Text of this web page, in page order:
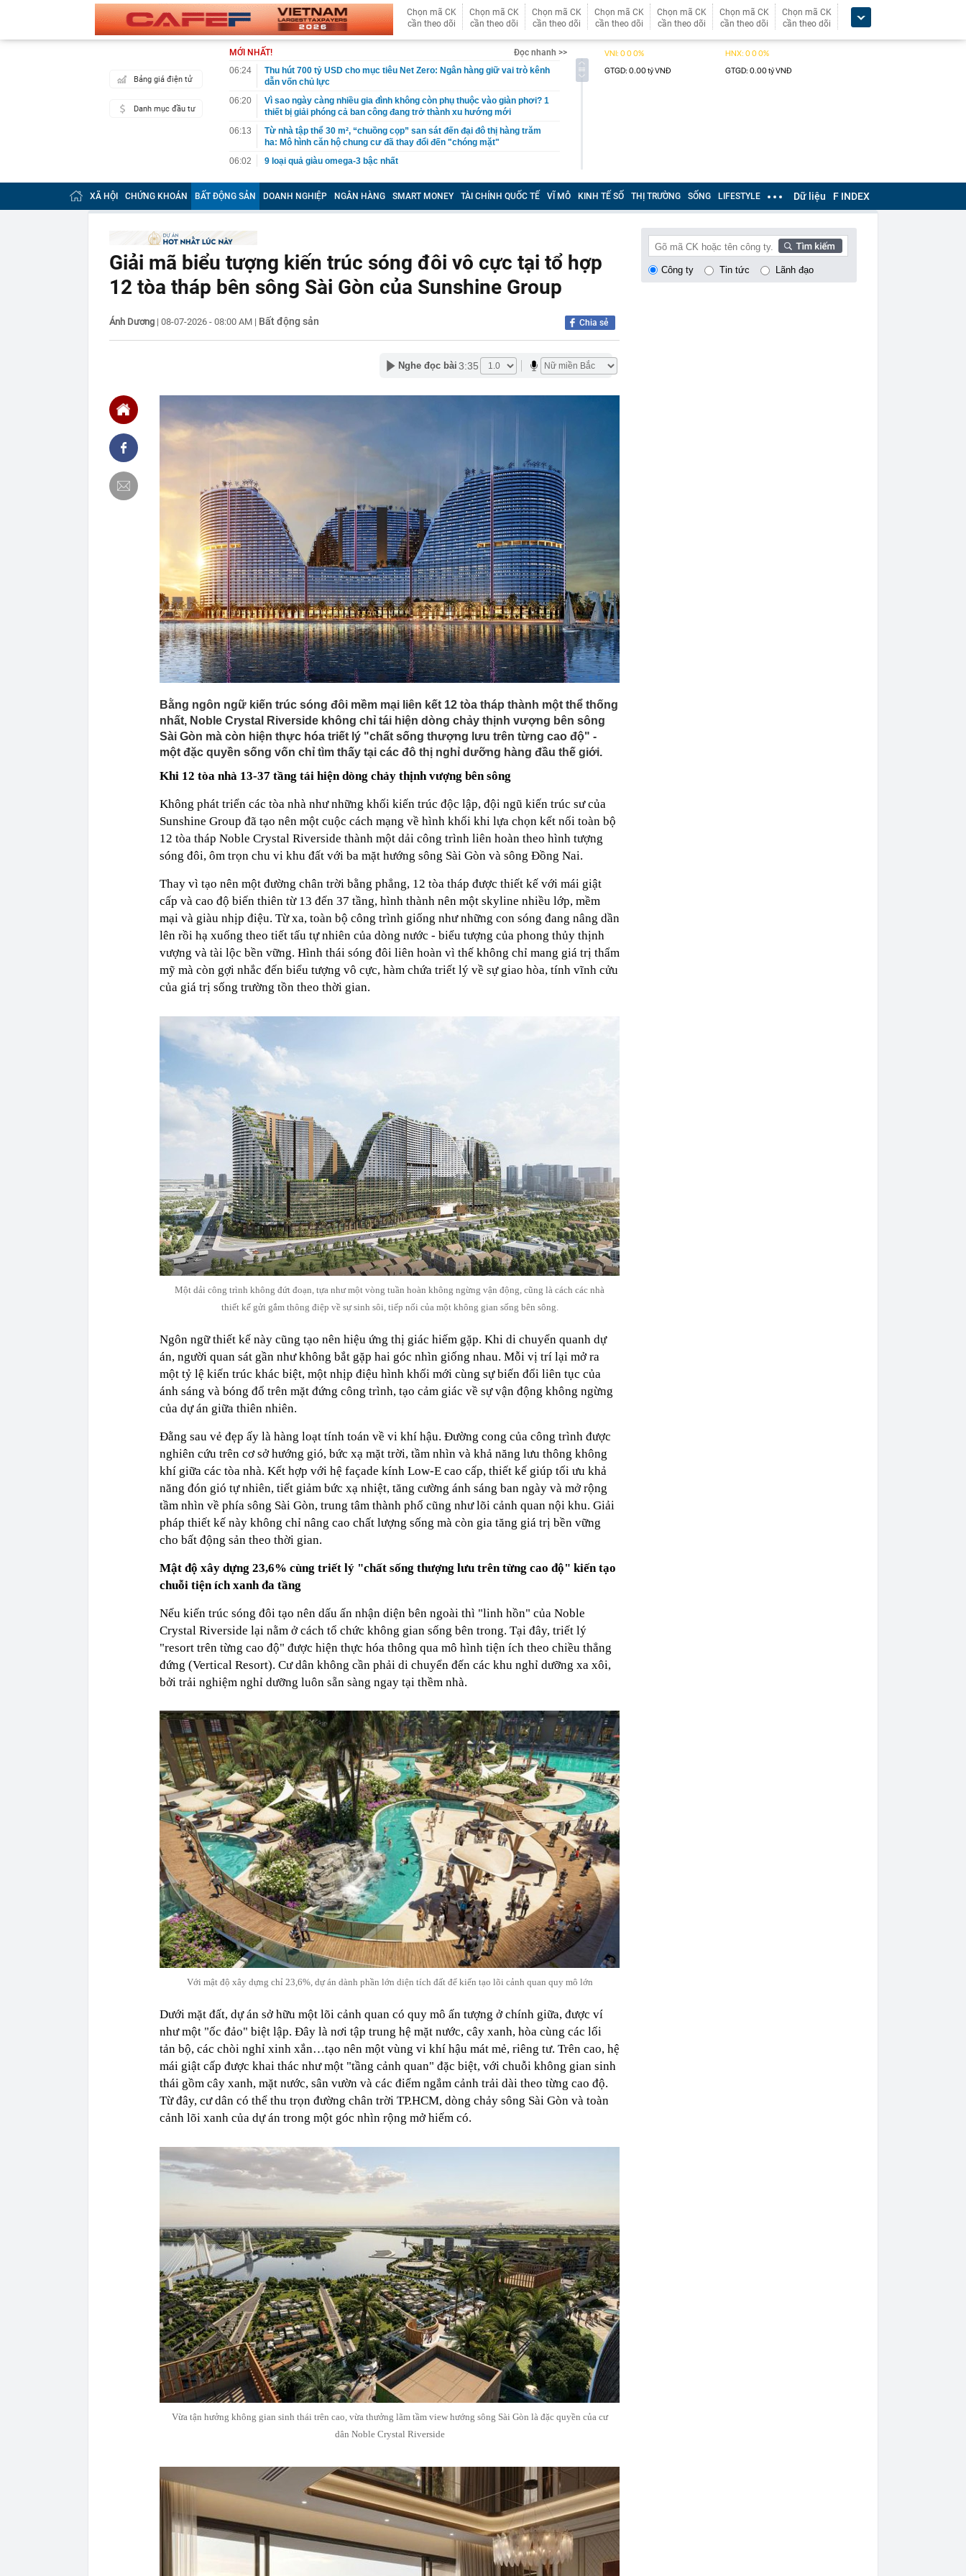
Chọn mã CK
cần theo dõi
Chọn mã CK
cần theo dõi
Chọn mã CK
cần theo dõi
Chọn mã CK
cần theo dõi
Chọn mã CK
cần theo dõi
Chọn mã CK
cần theo dõi
Chọn mã CK
cần theo dõi
Bảng giá điện tử
Danh mục đầu tư
MỚI NHẤT!
Đọc nhanh >>
06:24
Thu hút 700 tỷ USD cho mục tiêu Net Zero: Ngân hàng giữ vai trò kênh
dẫn vốn chủ lực
06:20
Vì sao ngày càng nhiều gia đình không còn phụ thuộc vào giàn phơi? 1
thiết bị giải phóng cả ban công đang trở thành xu hướng mới
06:13
Từ nhà tập thể 30 m², “chuồng cọp” san sát đến đại đô thị hàng trăm
ha: Mô hình căn hộ chung cư đã thay đổi đến "chóng mặt"
06:02
9 loại quả giàu omega-3 bậc nhất
06:01
Trồng loại quả ‘đến từ thiên đường’ của Việt Nam, anh nông dân Ấn Độ
bất ngờ trúng lớn, chỉ bán hạt giống cũng kiếm bộn tiền
06:00
Việt Nam có nơi "1 con gà gáy 3 nước cùng nghe" ở ngay miền Bắc:
05:55
05:46
Sếp bất động sản: Một lần “đau” để quay về đúng giá trị sẽ tốt hơn
nhiều lần hưng phấn ngắn hạn rồi lại phải trả giá
05:01
Quỹ ngoại tỷ USD có tháng 7 tệ nhất trong lịch sử hoạt động
xét nhiều căn hộ tại một khu đô thị ở Gia Lâm: Bóc trần đường dây rửa
Chủ tịch Nguyễn Du SN 1972 mua thành công 1 triệu cổ phiếu, trở
trekking
00:05
00:05
56 mã chứng khoán bị HoSE cắt margin trong tháng 8
00:03
Một doanh nghiệp Việt thu hơn 1 tỷ USD ở nước ngoài trong nửa đầu
năm 2026, lợi nhuận tăng hơn 120%
00:03
Chứng khoán Vietcap dự phóng VN-Index có thể chạm mốc 1.885 điểm
ngay trong tháng 8
00:01
VNPT nắm giữ lượng tiền hơn 62.000 tỷ đồng, lớn hơn cả Vinhomes,
Viettel Global
00:01
Nắm trong tay Điện Máy Xanh, Bách Hóa Xanh, An Khang, vốn hóa
MWG chỉ ngang DMX
00:01
Khám xét ngôi nhà cổ, phát hiện 'kho báu' gồm 1.000 đồng tiền vàng và
5 thỏi vàng giấu trong nhiều ngăn bí mật - giá trị hơn 18 tỷ đồng
XÃ HỘI CHỨNG KHOÁN BẤT ĐỘNG SẢN DOANH NGHIỆP NGÂN HÀNG SMART MONEY TÀI CHÍNH QUỐC TẾ VĨ MÔ KINH TẾ SỐ THỊ TRƯỜNG SỐNG LIFESTYLE Dữ liệu F INDEX
Giải mã biểu tượng kiến trúc sóng đôi vô cực tại tổ hợp
12 tòa tháp bên sông Sài Gòn của Sunshine Group
Ánh Dương | 08-07-2026 - 08:00 AM | Bất động sản Chia sẻ
Nghe đọc bài 3:35
Bằng ngôn ngữ kiến trúc sóng đôi mềm mại liên kết 12 tòa tháp thành một thể thống
nhất, Noble Crystal Riverside không chỉ tái hiện dòng chảy thịnh vượng bên sông
Sài Gòn mà còn hiện thực hóa triết lý "chất sống thượng lưu trên từng cao độ" -
một đặc quyền sống vốn chỉ tìm thấy tại các đô thị nghỉ dưỡng hàng đầu thế giới.
Khi 12 tòa nhà 13-37 tầng tái hiện dòng chảy thịnh vượng bên sông
Không phát triển các tòa nhà như những khối kiến trúc độc lập, đội ngũ kiến trúc sư của
Sunshine Group đã tạo nên một cuộc cách mạng về hình khối khi lựa chọn kết nối toàn bộ
12 tòa tháp Noble Crystal Riverside thành một dải công trình liên hoàn theo hình tượng
sóng đôi, ôm trọn chu vi khu đất với ba mặt hướng sông Sài Gòn và sông Đồng Nai.
Thay vì tạo nên một đường chân trời bằng phẳng, 12 tòa tháp được thiết kế với mái giật
cấp và cao độ biến thiên từ 13 đến 37 tầng, hình thành nên một skyline nhiều lớp, mềm
mại và giàu nhịp điệu. Từ xa, toàn bộ công trình giống như những con sóng đang nâng dần
lên rồi hạ xuống theo tiết tấu tự nhiên của dòng nước - biểu tượng của phong thủy thịnh
vượng và tài lộc bền vững. Hình thái sóng đôi liên hoàn vì thế không chỉ mang giá trị thẩm
mỹ mà còn gợi nhắc đến biểu tượng vô cực, hàm chứa triết lý về sự giao hòa, tính vĩnh cửu
của giá trị sống trường tồn theo thời gian.
Một dải công trình không đứt đoạn, tựa như một vòng tuần hoàn không ngừng vận động, cũng là cách các nhà
thiết kế gửi gắm thông điệp về sự sinh sôi, tiếp nối của một không gian sống bên sông.
Ngôn ngữ thiết kế này cũng tạo nên hiệu ứng thị giác hiếm gặp. Khi di chuyển quanh dự
án, người quan sát gần như không bắt gặp hai góc nhìn giống nhau. Mỗi vị trí lại mở ra
một tỷ lệ kiến trúc khác biệt, một nhịp điệu hình khối mới cùng sự biến đổi liên tục của
ánh sáng và bóng đổ trên mặt đứng công trình, tạo cảm giác về sự vận động không ngừng
của dự án giữa thiên nhiên.
Đằng sau vẻ đẹp ấy là hàng loạt tính toán về vi khí hậu. Đường cong của công trình được
nghiên cứu trên cơ sở hướng gió, bức xạ mặt trời, tầm nhìn và khả năng lưu thông không
khí giữa các tòa nhà. Kết hợp với hệ façade kính Low-E cao cấp, thiết kế giúp tối ưu khả
năng đón gió tự nhiên, tiết giảm bức xạ nhiệt, tăng cường ánh sáng ban ngày và mở rộng
tầm nhìn về phía sông Sài Gòn, trung tâm thành phố cũng như lõi cảnh quan nội khu. Giải
pháp thiết kế này không chỉ nâng cao chất lượng sống mà còn gia tăng giá trị bền vững
cho bất động sản theo thời gian.
Mật độ xây dựng 23,6% cùng triết lý "chất sống thượng lưu trên từng cao độ" kiến tạo
chuỗi tiện ích xanh đa tầng
Nếu kiến trúc sóng đôi tạo nên dấu ấn nhận diện bên ngoài thì "linh hồn" của Noble
Crystal Riverside lại nằm ở cách tổ chức không gian sống bên trong. Tại đây, triết lý
"resort trên từng cao độ" được hiện thực hóa thông qua mô hình tiện ích theo chiều thẳng
đứng (Vertical Resort). Cư dân không cần phải di chuyển đến các khu nghỉ dưỡng xa xôi,
bởi trải nghiệm nghỉ dưỡng luôn sẵn sàng ngay tại thềm nhà.
Với mật độ xây dựng chỉ 23,6%, dự án dành phần lớn diện tích đất để kiến tạo lõi cảnh quan quy mô lớn
Dưới mặt đất, dự án sở hữu một lõi cảnh quan có quy mô ấn tượng ở chính giữa, được ví
như một "ốc đảo" biệt lập. Đây là nơi tập trung hệ mặt nước, cây xanh, hòa cùng các lối
tản bộ, các chòi nghỉ xinh xắn…tạo nên một vùng vi khí hậu mát mẻ, riêng tư. Trên cao, hệ
mái giật cấp được khai thác như một "tầng cảnh quan" đặc biệt, với chuỗi không gian sinh
thái gồm cây xanh, mặt nước, sân vườn và các điểm ngắm cảnh trải dài theo từng cao độ.
Từ đây, cư dân có thể thu trọn đường chân trời TP.HCM, dòng chảy sông Sài Gòn và toàn
cảnh lõi xanh của dự án trong một góc nhìn rộng mở hiếm có.
Vừa tận hưởng không gian sinh thái trên cao, vừa thưởng lãm tầm view hướng sông Sài Gòn là đặc quyền của cư
dân Noble Crystal Riverside
Công ty Tin tức Lãnh đạo